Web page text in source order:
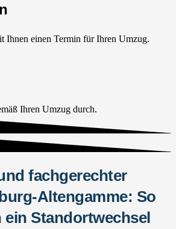
Ihnen einen Termin für Ihren Umzug.
Ihren Umzug durch.
fachgerechter
Altengamme: So
ein Standortwechsel